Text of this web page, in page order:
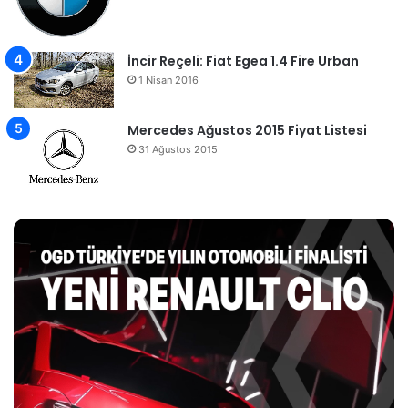
İncir Reçeli: Fiat Egea 1.4 Fire Urban
1 Nisan 2016
Mercedes Ağustos 2015 Fiyat Listesi
31 Ağustos 2015